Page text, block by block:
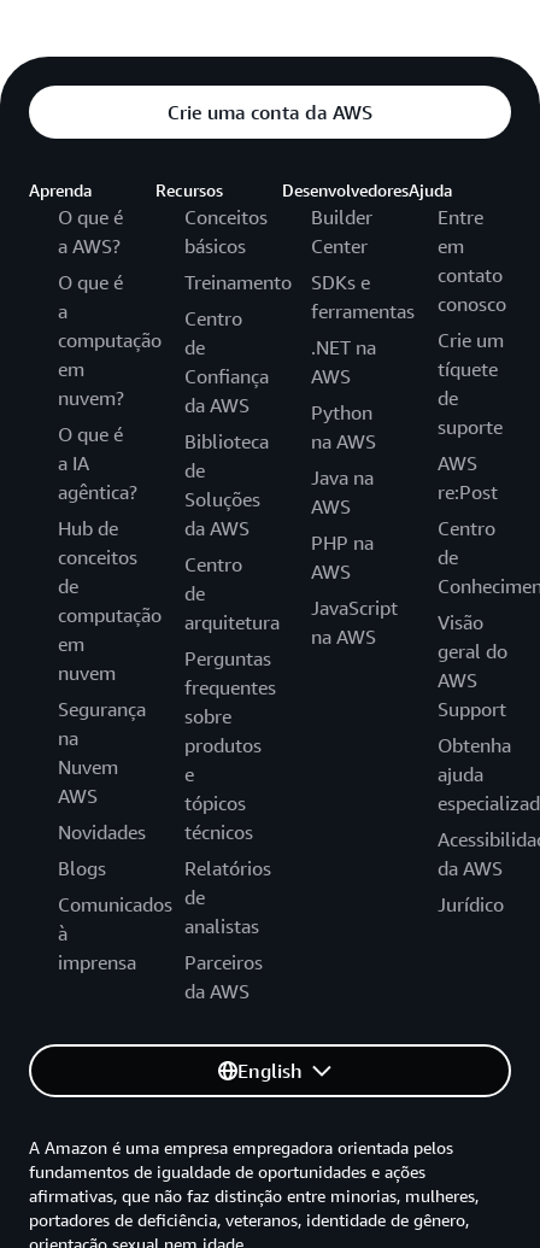
Crie uma conta da AWS
Aprenda
O que é
a AWS?
O que é
a
computação
em
nuvem?
O que é
a IA
agêntica?
Hub de
conceitos
de
computação
em
nuvem
Segurança
na
Nuvem
AWS
Novidades
Blogs
Comunicados
à
imprensa
Recursos
Conceitos
básicos
Treinamento
Centro
de
Confiança
da AWS
Biblioteca
de
Soluções
da AWS
Centro
de
arquitetura
Perguntas
frequentes
sobre
produtos
e
tópicos
técnicos
Relatórios
de
analistas
Parceiros
da AWS
Desenvolvedores
Builder
Center
SDKs e
ferramentas
.NET na
AWS
Python
na AWS
Java na
AWS
PHP na
AWS
JavaScript
na AWS
Ajuda
Entre
em
contato
conosco
Crie um
tíquete
de
suporte
AWS
re:Post
Centro
de
Visão
geral do
AWS
Support
Obtenha
ajuda
da AWS
Jurídico
English
A Amazon é uma empresa empregadora orientada pelos
fundamentos de igualdade de oportunidades e ações
afirmativas, que não faz distinção entre minorias, mulheres,
portadores de deficiência, veteranos, identidade de gênero,